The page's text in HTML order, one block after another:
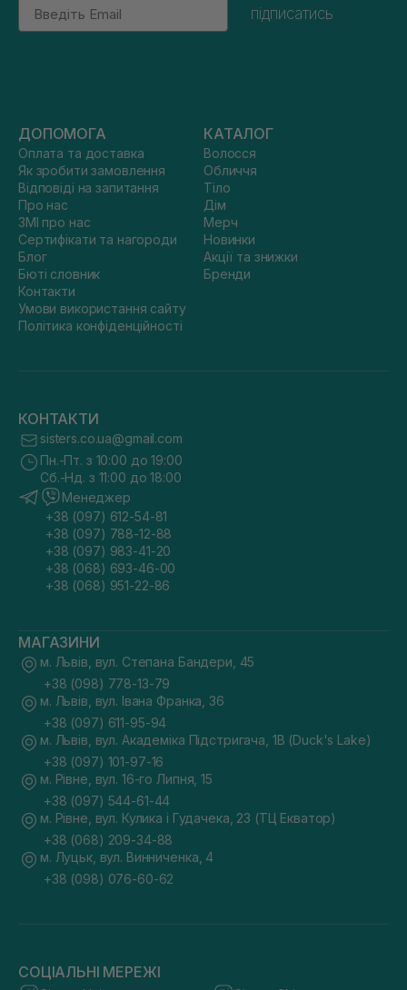
підписатись
ДОПОМОГА
Оплата та доставка
Як зробити замовлення
Відповіді на запитання
Про нас
ЗМІ про нас
Сертифікати та нагороди
Блог
Бюті словник
Контакти
Умови використання сайту
Політика конфіденційності
КАТАЛОГ
Волосся
Обличчя
Тіло
Дім
Мерч
Новинки
Акції та знижки
Бренди
КОНТАКТИ
sisters.co.ua@gmail.com
Пн.-Пт. з 10:00 до 19:00
Сб.-Нд. з 11:00 до 18:00
Менеджер
+38 (097) 612-54-81
+38 (097) 788-12-88
+38 (097) 983-41-20
+38 (068) 693-46-00
+38 (068) 951-22-86
МАГАЗИНИ
м. Львів, вул. Степана Бандери, 45
+38 (098) 778-13-79
м. Львів, вул. Івана Франка, 36
+38 (097) 611-95-94
м. Львів, вул. Академіка Підстригача, 1В (Duck's Lake)
+38 (097) 101-97-16
м. Рівне, вул. 16-го Липня, 15
+38 (097) 544-61-44
м. Рівне, вул. Кулика і Гудачека, 23 (ТЦ Екватор)
+38 (068) 209-34-88
м. Луцьк, вул. Винниченка, 4
+38 (098) 076-60-62
СОЦІАЛЬНІ МЕРЕЖІ